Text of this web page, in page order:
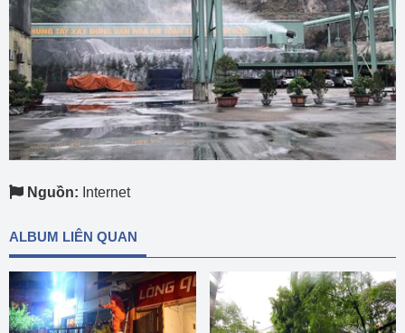
Nguồn: Internet
ALBUM LIÊN QUAN